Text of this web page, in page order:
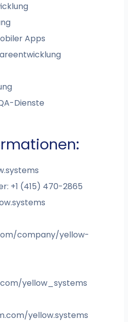
Apps
Dienste
+1 (415) 470-2865
company/yellow-
yellow_systems
yellow.systems